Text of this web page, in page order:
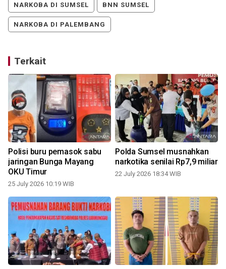
NARKOBA DI SUMSEL BNN SUMSEL
NARKOBA DI PALEMBANG
Terkait
Polisi buru pemasok sabu
jaringan Bunga Mayang
OKU Timur
25 July 2026 10:19 WIB
Polda Sumsel musnahkan
narkotika senilai Rp7,9 miliar
22 July 2026 18:34 WIB